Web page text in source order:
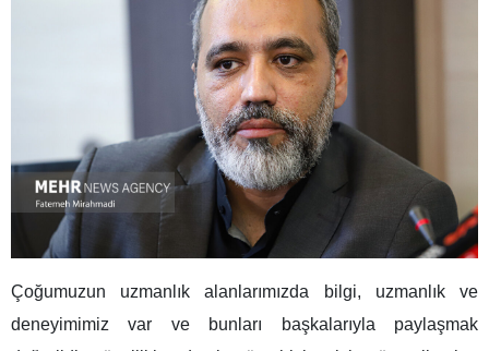
Çoğumuzun uzmanlık alanlarımızda bilgi, uzmanlık ve
deneyimimiz var ve bunları başkalarıyla paylaşmak